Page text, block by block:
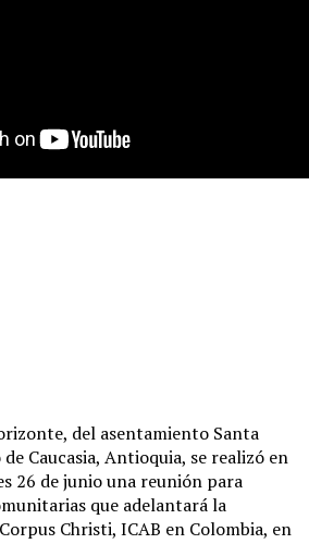
del asentamiento Santa
Caucasia, Antioquia, se realizó en
26 de junio una reunión para
que adelantará la
Christi, ICAB en Colombia, en